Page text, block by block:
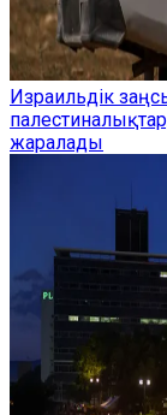
Израильдік
жаралады